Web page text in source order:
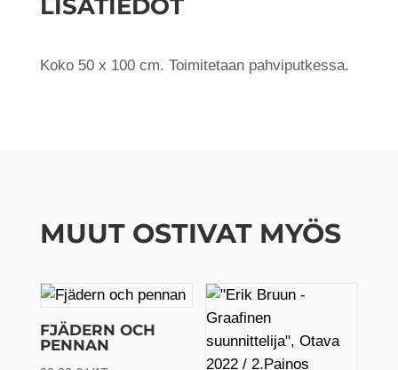
in
LISÄTIEDOT
Koko 50 x 100 cm. Toimitetaan pahviputkessa.
MUUT OSTIVAT MYÖS
FJÄDERN OCH
PENNAN